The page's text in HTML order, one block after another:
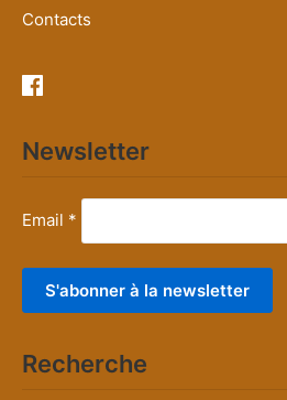
Contacts
Newsletter
Email *
Recherche